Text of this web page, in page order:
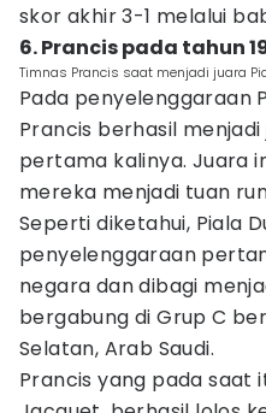
skor akhir 3-1 melalui
6. Prancis pada tahun
Timnas Prancis saat menjadi juara
Pada penyelenggaraan
Prancis berhasil
pertama kalinya. Juara
mereka menjadi tuan
Seperti diketahui, Piala
penyelenggaraan
negara dan dibagi
bergabung di Grup C
Selatan, Arab Saudi.
Prancis yang pada saat